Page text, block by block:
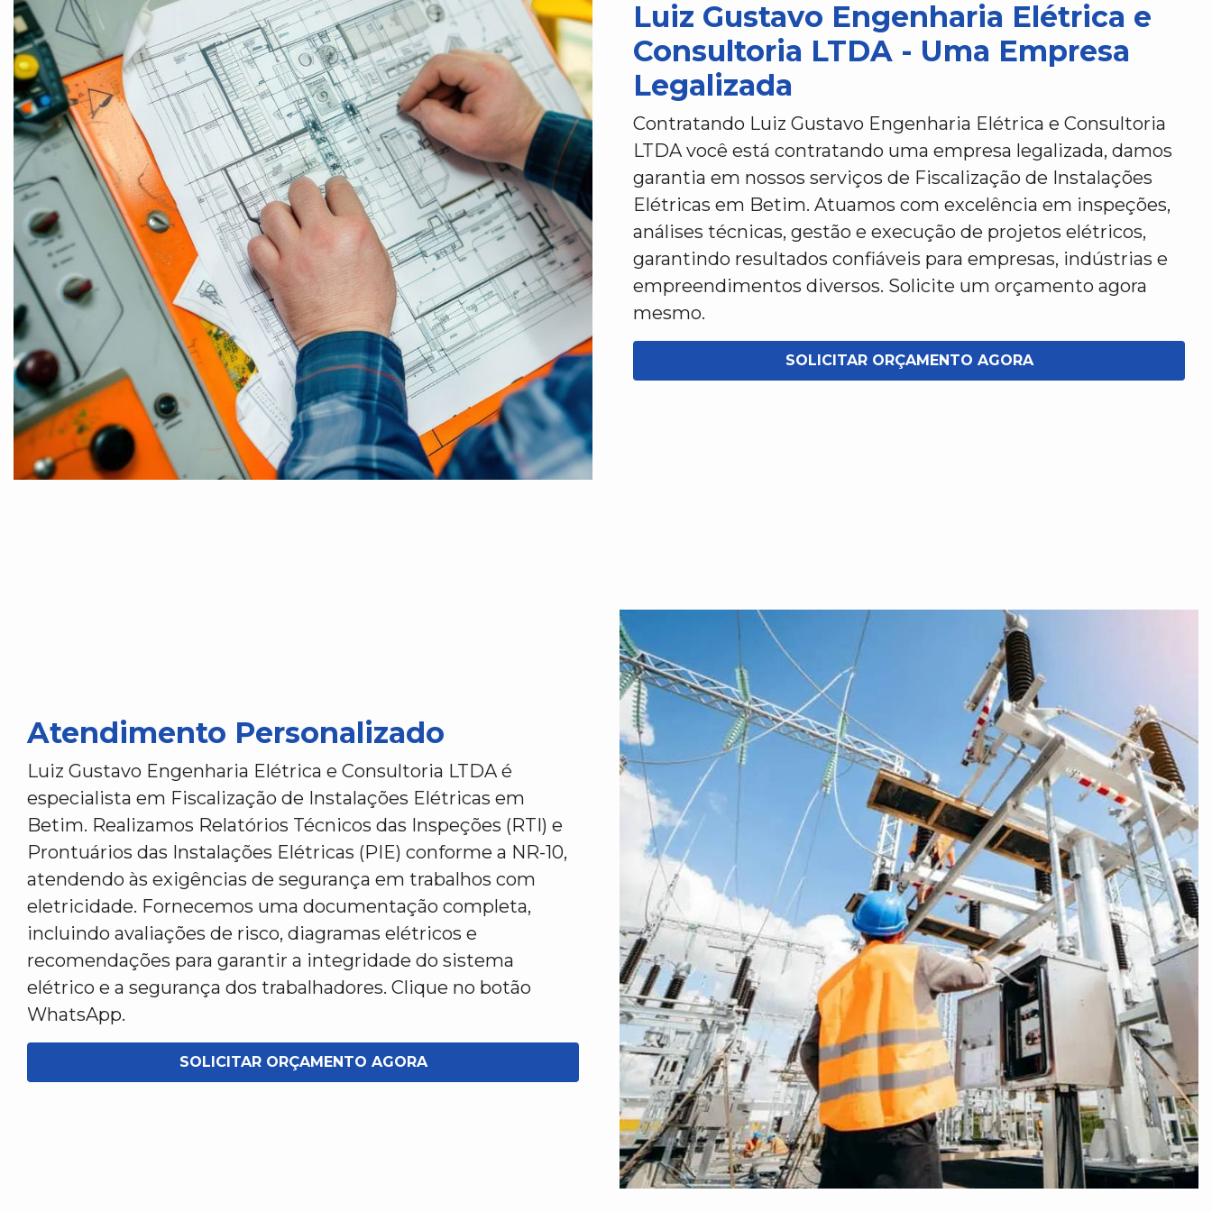
Luiz Gustavo Engenharia Elétrica e
Consultoria LTDA - Uma Empresa
Legalizada
Contratando Luiz Gustavo Engenharia Elétrica e Consultoria
LTDA você está contratando uma empresa legalizada, damos
garantia em nossos serviços de Fiscalização de Instalações
Elétricas em Betim. Atuamos com excelência em inspeções,
análises técnicas, gestão e execução de projetos elétricos,
garantindo resultados confiáveis para empresas, indústrias e
empreendimentos diversos. Solicite um orçamento agora
mesmo.
SOLICITAR ORÇAMENTO AGORA
Atendimento Personalizado
Luiz Gustavo Engenharia Elétrica e Consultoria LTDA é
especialista em Fiscalização de Instalações Elétricas em
Betim. Realizamos Relatórios Técnicos das Inspeções (RTI) e
Prontuários das Instalações Elétricas (PIE) conforme a NR-10,
atendendo às exigências de segurança em trabalhos com
eletricidade. Fornecemos uma documentação completa,
incluindo avaliações de risco, diagramas elétricos e
recomendações para garantir a integridade do sistema
elétrico e a segurança dos trabalhadores. Clique no botão
WhatsApp.
SOLICITAR ORÇAMENTO AGORA